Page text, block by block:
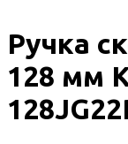
Ручка
128 мм